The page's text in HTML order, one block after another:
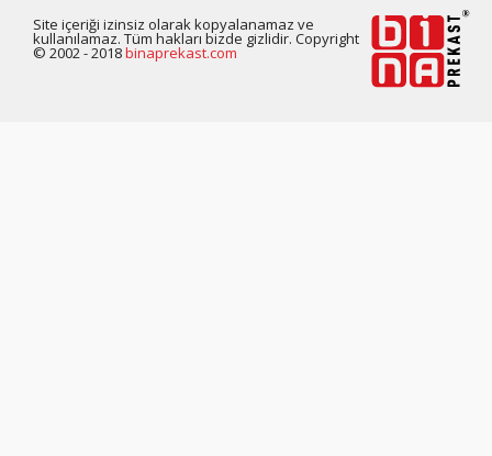
Site içeriği izinsiz olarak kopyalanamaz ve
kullanılamaz. Tüm hakları bizde gizlidir. Copyright
© 2002 - 2018binaprekast.com